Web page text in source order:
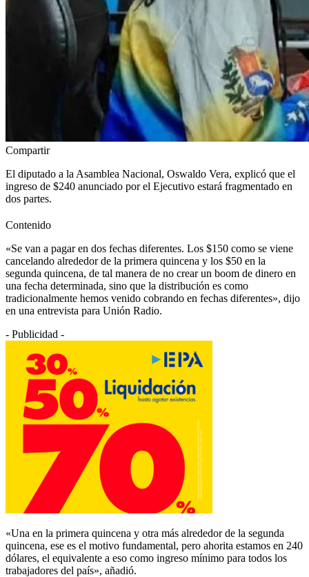
Compartir
El diputado a la Asamblea Nacional, Oswaldo Vera, explicó que el
ingreso de $240 anunciado por el Ejecutivo estará fragmentado en
dos partes.
Contenido
«Se van a pagar en dos fechas diferentes. Los $150 como se viene
cancelando alrededor de la primera quincena y los $50 en la
segunda quincena, de tal manera de no crear un boom de dinero en
una fecha determinada, sino que la distribución es como
tradicionalmente hemos venido cobrando en fechas diferentes», dijo
en una entrevista para Unión Radio.
- Publicidad -
«Una en la primera quincena y otra más alrededor de la segunda
quincena, ese es el motivo fundamental, pero ahorita estamos en 240
dólares, el equivalente a eso como ingreso mínimo para todos los
trabajadores del país», añadió.